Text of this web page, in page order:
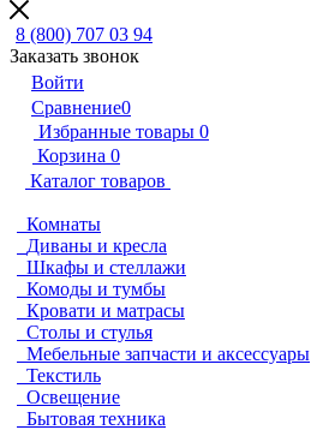
8 (800) 707 03 94
Заказать звонок
Войти
Сравнение0
Избранные товары 0
Корзина 0
Каталог товаров
Комнаты
Диваны и кресла
Шкафы и стеллажи
Комоды и тумбы
Кровати и матрасы
Столы и стулья
Мебельные запчасти и аксессуары
Текстиль
Освещение
Бытовая техника